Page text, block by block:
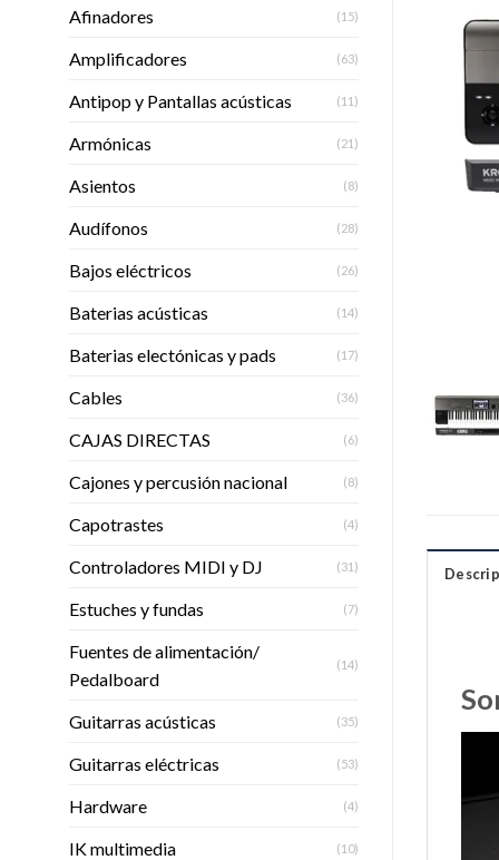
Afinadores (15)
Amplificadores (63)
Antipop y Pantallas acústicas (11)
Armónicas (21)
Asientos (8)
Audífonos (28)
Bajos eléctricos (26)
Baterias acústicas (14)
Baterias electónicas y pads (17)
Cables (36)
CAJAS DIRECTAS (6)
Cajones y percusión nacional (8)
Capotrastes (4)
Controladores MIDI y DJ (31)
Estuches y fundas (7)
Fuentes de alimentación/
Pedalboard
(14)
Guitarras acústicas (35)
Guitarras eléctricas (53)
Hardware (4)
IK multimedia (10)